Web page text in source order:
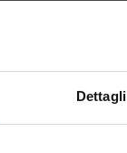
Dettagli